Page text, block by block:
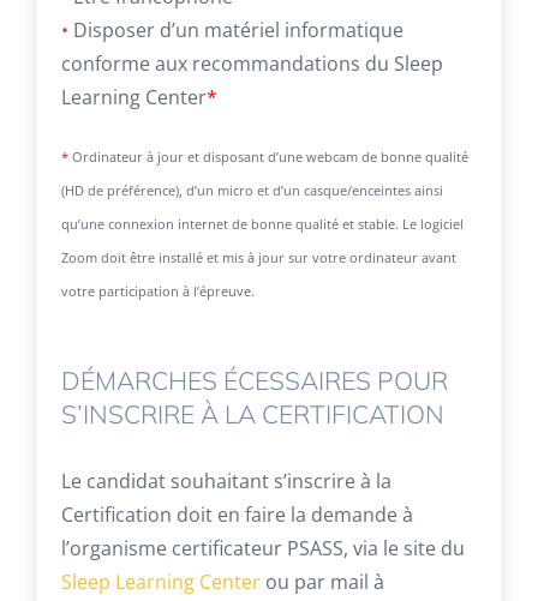
• Disposer d’un matériel informatique
conforme aux recommandations du Sleep
Learning Center*
* Ordinateur à jour et disposant d’une webcam de bonne qualité
(HD de préférence), d’un micro et d’un casque/enceintes ainsi
qu’une connexion internet de bonne qualité et stable. Le logiciel
Zoom doit être installé et mis à jour sur votre ordinateur avant
votre participation à l’épreuve.
DÉMARCHES ÉCESSAIRES POUR
S’INSCRIRE À LA CERTIFICATION
Le candidat souhaitant s’inscrire à la
Certification doit en faire la demande à
l’organisme certificateur PSASS, via le site du
Sleep Learning Center ou par mail à